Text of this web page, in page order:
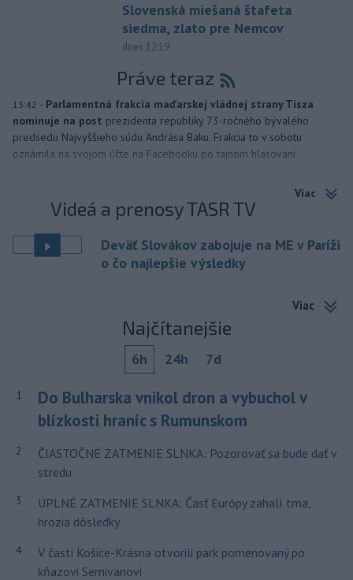
Slovenská miešaná štafeta
siedma, zlato pre Nemcov
dnes 12:19
Práve teraz
13:42 - Parlamentná frakcia maďarskej vládnej strany Tisza
nominuje na post prezidenta republiky 73-ročného bývalého
predsedu Najvyššieho súdu Andrása Baku. Frakcia to v sobotu
oznámila na svojom účte na Facebooku po tajnom hlasovaní.
Viac
Videá a prenosy TASR TV
Deväť Slovákov zabojuje na ME v Paríži
o čo najlepšie výsledky
Viac
Najčítanejšie
6h 24h 7d
1
Do Bulharska vnikol dron a vybuchol v
blízkosti hraníc s Rumunskom
2
ČIASTOČNÉ ZATMENIE SLNKA: Pozorovať sa bude dať v
stredu
3
ÚPLNÉ ZATMENIE SLNKA: Časť Európy zahalí tma,
hrozia dôsledky
4
V časti Košice-Krásna otvorili park pomenovaný po
kňazovi Semivanovi